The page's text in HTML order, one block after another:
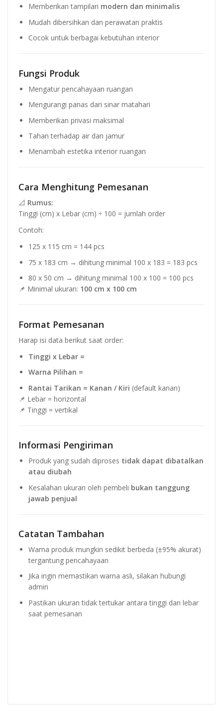
Memberikan tampilan modern dan minimalis
Mudah dibersihkan dan perawatan praktis
Cocok untuk berbagai kebutuhan interior
Fungsi Produk
Mengatur pencahayaan ruangan
Mengurangi panas dari sinar matahari
Memberikan privasi maksimal
Tahan terhadap air dan jamur
Menambah estetika interior ruangan
Cara Menghitung Pemesanan
📐 Rumus:
Tinggi (cm) x Lebar (cm) ÷ 100 = jumlah order
Contoh:
125 x 115 cm = 144 pcs
75 x 183 cm → dihitung minimal 100 x 183 = 183 pcs
80 x 50 cm → dihitung minimal 100 x 100 = 100 pcs
📌 Minimal ukuran: 100 cm x 100 cm
Format Pemesanan
Harap isi data berikut saat order:
Tinggi x Lebar =
Warna Pilihan =
Rantai Tarikan = Kanan / Kiri (default kanan)
📌 Lebar = horizontal
📌 Tinggi = vertikal
Informasi Pengiriman
Produk yang sudah diproses tidak dapat dibatalkan
atau diubah
Kesalahan ukuran oleh pembeli bukan tanggung
jawab penjual
Catatan Tambahan
Warna produk mungkin sedikit berbeda (±95% akurat)
tergantung pencahayaan
Jika ingin memastikan warna asli, silakan hubungi
admin
Pastikan ukuran tidak tertukar antara tinggi dan lebar
saat pemesanan